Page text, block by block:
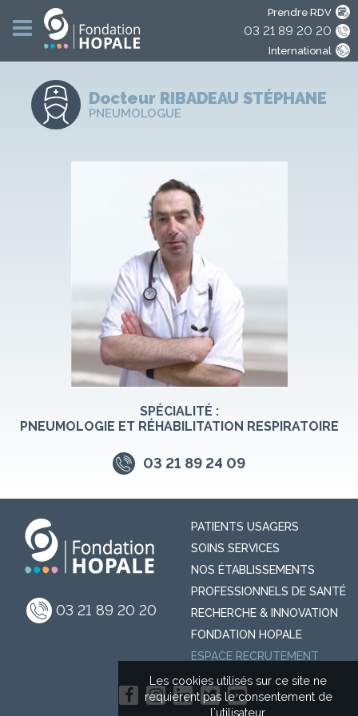
Prendre RDV
03 21 89 20 20
International
Docteur RIBADEAU STÉPHANE
PNEUMOLOGUE
SPÉCIALITÉ :
PNEUMOLOGIE ET RÉHABILITATION RESPIRATOIRE
03 21 89 24 09
03 21 89 20 20
PATIENTS USAGERS
SOINS SERVICES
NOS ÉTABLISSEMENTS
PROFESSIONNELS DE SANTÉ
RECHERCHE & INNOVATION
FONDATION HOPALE
ESPACE RECRUTEMENT
Les cookies utilisés sur ce site ne
requierent pas le consentement de
l'utilisateur.